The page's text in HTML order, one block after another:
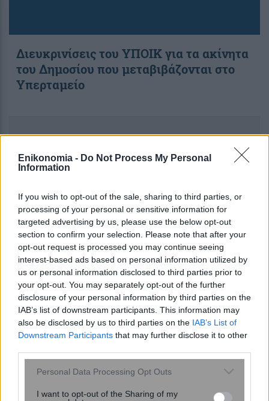
Enikonomia - Do Not Process My Personal
Information
If you wish to opt-out of the sale, sharing to third parties, or
processing of your personal or sensitive information for
targeted advertising by us, please use the below opt-out
section to confirm your selection. Please note that after your
opt-out request is processed you may continue seeing
interest-based ads based on personal information utilized by
us or personal information disclosed to third parties prior to
your opt-out. You may separately opt-out of the further
disclosure of your personal information by third parties on the
IAB’s list of downstream participants. This information may
also be disclosed by us to third parties on the IAB’s List of
Downstream Participants that may further disclose it to other
Please note that this website/app uses one or more Google
not limited to your visit or usage behaviour. You may click to
Personal Data Processing Opt Outs
I want to opt-out of the Sharing of my
Διευκρινίσεις του ΥΠΟΙΚ για τα ακίνητα
του Δημοσίου που μεταβιβάζονται στο
Υπερταμείο
12:25, 11 Ιουνίου 2018 || Οικονομία